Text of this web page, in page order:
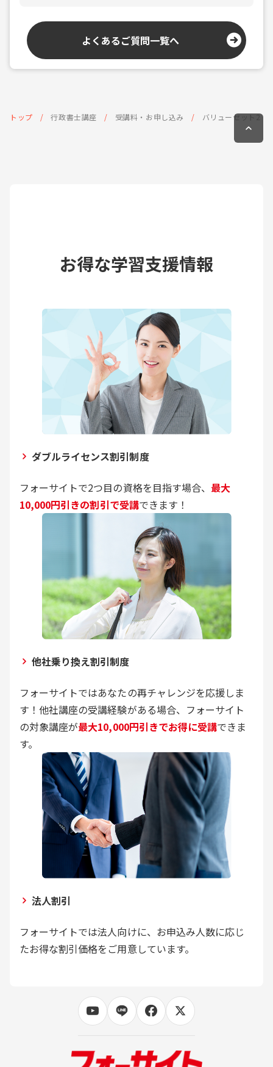
よくあるご質問一覧へ
トップ 行政書士講座 受講料・お申し込み バリューセット2
お得な学習支援情報
ダブルライセンス割引制度
フォーサイトで2つ目の資格を目指す場合、 最大
10,000円引きの割引で受講できます！
他社乗り換え割引制度
フォーサイトではあなたの再チャレンジを応援しま
す！他社講座の受講経験がある場合、フォーサイト
の対象講座が最大10,000円引きでお得に受講できま
す。
法人割引
フォーサイトでは法人向けに、お申込み人数に応じ
たお得な割引価格をご用意しています。